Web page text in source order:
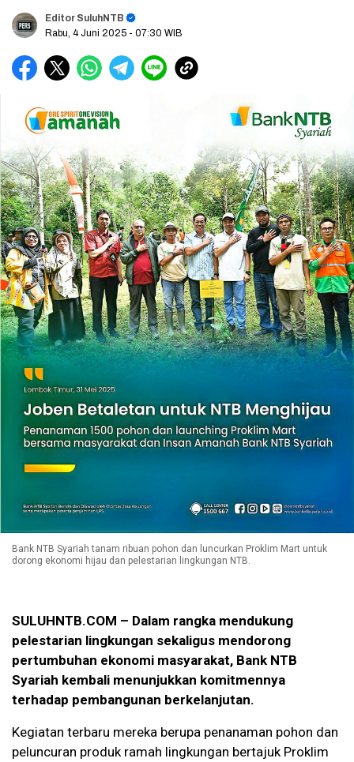
Editor SuluhNTB
Rabu, 4 Juni 2025 - 07:30 WIB
Bank NTB Syariah tanam ribuan pohon dan luncurkan Proklim Mart untuk
dorong ekonomi hijau dan pelestarian lingkungan NTB.
SULUHNTB.COM – Dalam rangka mendukung
pelestarian lingkungan sekaligus mendorong
pertumbuhan ekonomi masyarakat, Bank NTB
Syariah kembali menunjukkan komitmennya
terhadap pembangunan berkelanjutan.
Kegiatan terbaru mereka berupa penanaman pohon dan
peluncuran produk ramah lingkungan bertajuk Proklim